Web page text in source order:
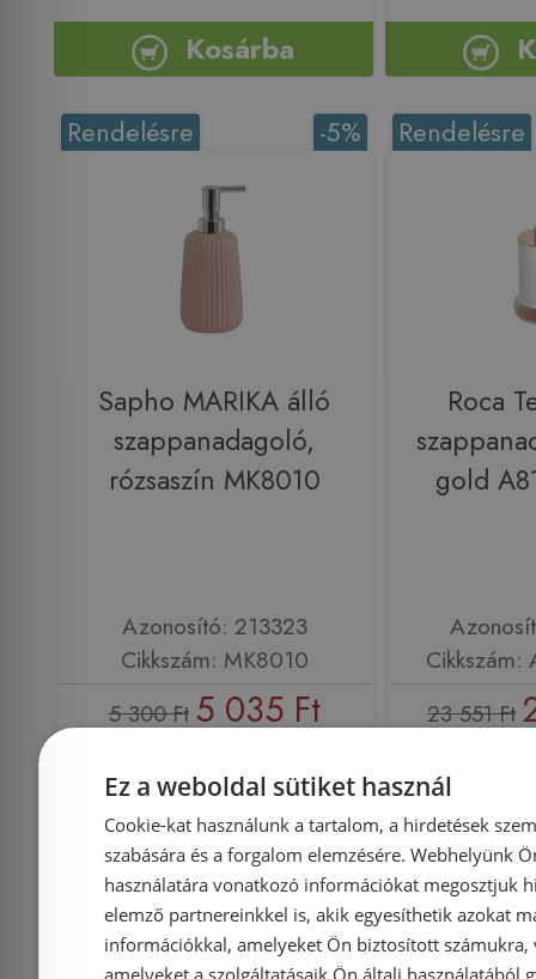
Kosárba
-5%
Rendelésre
Sapho MARIKA álló
szappanadagoló,
rózsaszín MK8010
Azonosító: 213323
Cikkszám: MK8010
5 300 Ft 5 035 Ft
Kosárba
Rendelésre
Roca
gold
Cikkszám:
23 551 Ft
-12%
Raktáron Rendelésre
Ez a weboldal sütiket használ
Cookie-kat használunk a tartalom, a hirdetések
szabására és a forgalom elemzésére. Webhelyünk
használatára vonatkozó információkat megosztjuk
elemző partnereinkkel is, akik egyesíthetik azokat
információkkal, amelyeket Ön biztosított számukra,
amelyeket a szolgáltatásaik Ön általi használatából